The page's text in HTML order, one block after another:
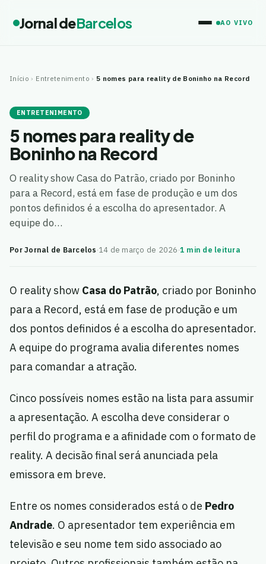
Jornal deBarcelos AO VIVO
Início › Entretenimento › 5 nomes para reality de Boninho na Record
ENTRETENIMENTO
5 nomes para reality de
Boninho na Record
O reality show Casa do Patrão, criado por Boninho
para a Record, está em fase de produção e um dos
pontos definidos é a escolha do apresentador. A
equipe do…
Por Jornal de Barcelos·14 de março de 2026·1 min de leitura
O reality show Casa do Patrão, criado por Boninho
para a Record, está em fase de produção e um
dos pontos definidos é a escolha do apresentador.
A equipe do programa avalia diferentes nomes
para comandar a atração.
Cinco possíveis nomes estão na lista para assumir
a apresentação. A escolha deve considerar o
perfil do programa e a afinidade com o formato de
reality. A decisão final será anunciada pela
emissora em breve.
Entre os nomes considerados está o de Pedro
Andrade. O apresentador tem experiência em
televisão e seu nome tem sido associado ao